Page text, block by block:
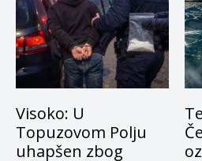
Visoko: U
Topuzovom Polju
uhapšen zbog